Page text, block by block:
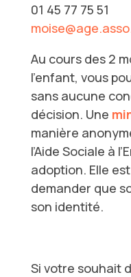
01 45 77 75 51
Au cours des 2
l’enfant, vous
sans aucune
décision. Une
manière
l’Aide Sociale à
adoption. Elle
demander que
son identité.
Si votre souhait